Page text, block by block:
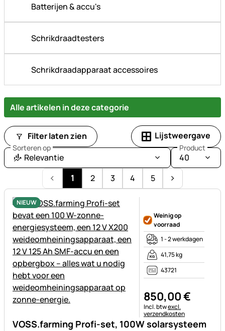
Batterijen & accu's
Schrikdraadtesters
Schrikdraadapparaat accessoires
Alle artikelen in deze categorie
Filter laten zien Lijstweergave
Sorteren op
Relevantie
Product
40
1
2 3 4 5
NIEUW
VOSS.farming Profi-set, 100W solarsysteem
Weinig op
voorraad
1 - 2 werkdagen
41,75 kg
43721
850,00€
Belastinginformatie:
Incl. btwexcl.
verzendkosten